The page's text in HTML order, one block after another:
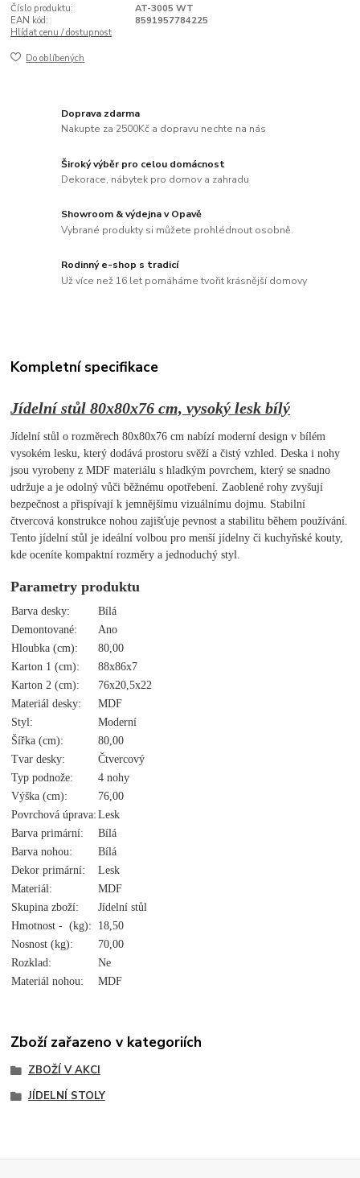
Číslo produktu:
AT-3005 WT
EAN kód:
8591957784225
Hlídat cenu / dostupnost
Do oblíbených
Doprava zdarma
Nakupte za 2500Kč a dopravu nechte na nás
Široký výběr pro celou domácnost
Dekorace, nábytek pro domov a zahradu
Showroom & výdejna v Opavě
Vybrané produkty si můžete prohlédnout osobně.
Rodinný e-shop s tradicí
Už více než 16 let pomáháme tvořit krásnější domovy
Kompletní specifikace
Jídelní stůl 80x80x76 cm, vysoký lesk bílý
Jídelní stůl o rozměrech 80x80x76 cm nabízí moderní design v bílém
vysokém lesku, který dodává prostoru svěží a čistý vzhled. Deska i nohy
jsou vyrobeny z MDF materiálu s hladkým povrchem, který se snadno
udržuje a je odolný vůči běžnému opotřebení. Zaoblené rohy zvyšují
bezpečnost a přispívají k jemnějšímu vizuálnímu dojmu. Stabilní
čtvercová konstrukce nohou zajišťuje pevnost a stabilitu během používání.
Tento jídelní stůl je ideální volbou pro menší jídelny či kuchyňské kouty,
kde oceníte kompaktní rozměry a jednoduchý styl.
Parametry produktu
Barva desky:
Bílá
Demontované:
Ano
Hloubka (cm):
80,00
Karton 1 (cm):
88x86x7
Karton 2 (cm):
76x20,5x22
Materiál desky:
MDF
Styl:
Moderní
Šířka (cm):
80,00
Tvar desky:
Čtvercový
Typ podnože:
4 nohy
Výška (cm):
76,00
Povrchová úprava: Lesk
Barva primární:
Bílá
Barva nohou:
Bílá
Dekor primární:
Lesk
Materiál:
MDF
Skupina zboží:
Jídelní stůl
Hmotnost - (kg):
18,50
Nosnost (kg):
70,00
Rozklad:
Ne
Materiál nohou:
MDF
Zboží zařazeno v kategoriích
ZBOŽÍ V AKCI
JÍDELNÍ STOLY